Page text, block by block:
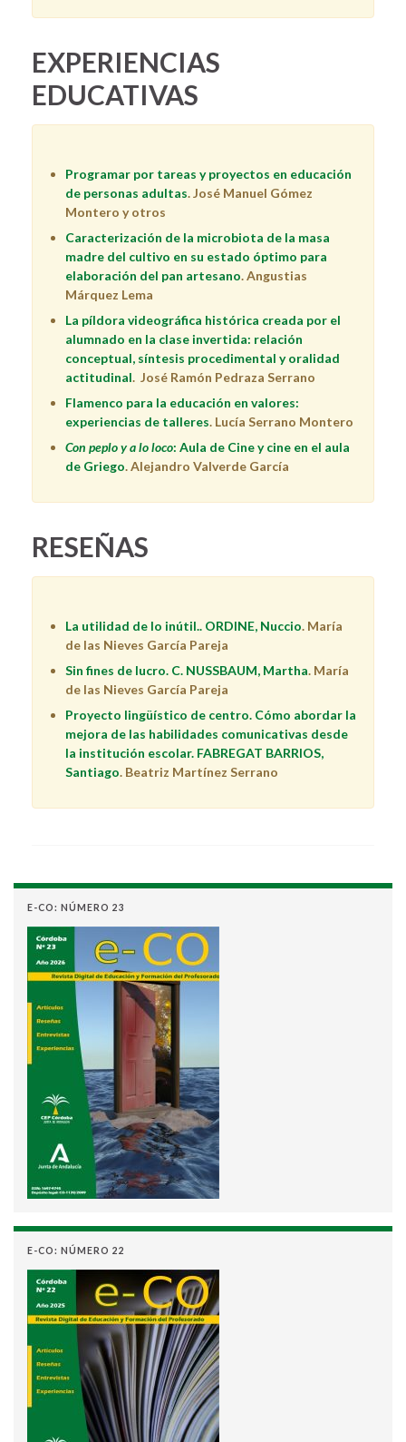
EXPERIENCIAS
EDUCATIVAS
Programar por tareas y proyectos en educación
de personas adultas. José Manuel Gómez
Montero y otros
Caracterización de la microbiota de la masa
madre del cultivo en su estado óptimo para
elaboración del pan artesano. Angustias
Márquez Lema
La píldora videográfica histórica creada por el
alumnado en la clase invertida: relación
conceptual, síntesis procedimental y oralidad
actitudinal. José Ramón Pedraza Serrano
Flamenco para la educación en valores:
experiencias de talleres. Lucía Serrano Montero
Con peplo y a lo loco: Aula de Cine y cine en el aula
de Griego. Alejandro Valverde García
RESEÑAS
La utilidad de lo inútil.. ORDINE, Nuccio. María
de las Nieves García Pareja
Sin fines de lucro. C. NUSSBAUM, Martha. María
de las Nieves García Pareja
Proyecto lingüístico de centro. Cómo abordar la
mejora de las habilidades comunicativas desde
la institución escolar. FABREGAT BARRIOS,
Santiago. Beatriz Martínez Serrano
E-CO: NÚMERO 23
E-CO: NÚMERO 22